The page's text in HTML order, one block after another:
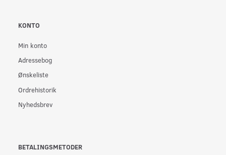
KONTO
Min konto
Adressebog
Ønskeliste
Ordrehistorik
Nyhedsbrev
BETALINGSMETODER